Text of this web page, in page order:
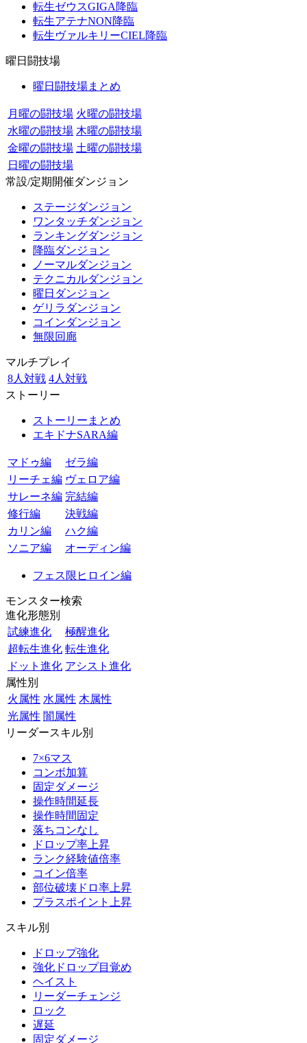
転生ゼウスGIGA降臨
転生アテナNON降臨
転生ヴァルキリーCIEL降臨
曜日闘技場
曜日闘技場まとめ
月曜の闘技場 火曜の闘技場
水曜の闘技場 木曜の闘技場
金曜の闘技場 土曜の闘技場
日曜の闘技場
常設/定期開催ダンジョン
ステージダンジョン
ワンタッチダンジョン
ランキングダンジョン
降臨ダンジョン
ノーマルダンジョン
テクニカルダンジョン
曜日ダンジョン
ゲリラダンジョン
コインダンジョン
無限回廊
マルチプレイ
8人対戦 4人対戦
ストーリー
ストーリーまとめ
エキドナSARA編
マドゥ編
ゼラ編
リーチェ編 ヴェロア編
サレーネ編 完結編
修行編
決戦編
カリン編
ハク編
ソニア編
オーディン編
フェス限ヒロイン編
モンスター検索
進化形態別
試練進化
極醒進化
超転生進化 転生進化
ドット進化 アシスト進化
属性別
火属性 水属性 木属性
光属性 闇属性
リーダースキル別
7×6マス
コンボ加算
固定ダメージ
操作時間延長
操作時間固定
落ちコンなし
ドロップ率上昇
ランク経験値倍率
コイン倍率
部位破壊ドロ率上昇
プラスポイント上昇
スキル別
ドロップ強化
強化ドロップ目覚め
ヘイスト
リーダーチェンジ
ロック
遅延
固定ダメージ